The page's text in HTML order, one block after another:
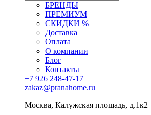
БРЕНДЫ
ПРЕМИУМ
СКИДКИ %
Доставка
Оплата
О компании
Блог
Контакты
+7 926 248-47-17
zakaz@pranahome.ru
Москва, Калужская площадь, д.1к2